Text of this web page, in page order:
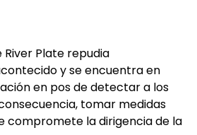
Plate repudia
y se encuentra en
en pos de detectar a los
tomar medidas
compromete la dirigencia de la